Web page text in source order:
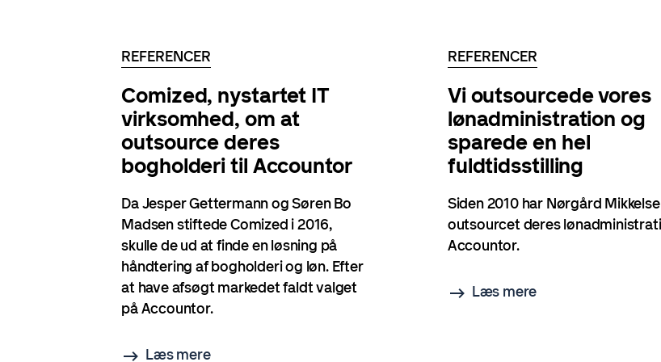
REFERENCER
Comized, nystartet IT
virksomhed, om at
outsource deres
bogholderi til Accountor
Da Jesper Gettermann og Søren Bo
Madsen stiftede Comized i 2016,
skulle de ud at finde en løsning på
håndtering af bogholderi og løn. Efter
at have afsøgt markedet faldt valget
på Accountor.
Læs mere
REFERENCER
Vi outsourcede vores
lønadministration og
sparede en hel
fuldtidsstilling
Siden 2010 har Nørgård
outsourcet deres
Accountor.
Læs mere